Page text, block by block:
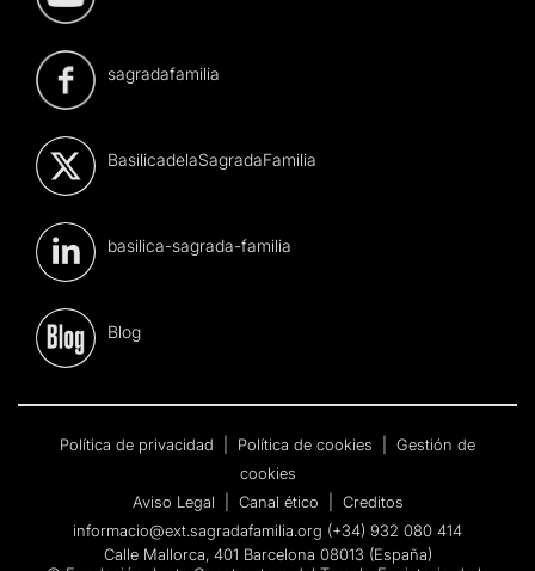
sagradafamilia
BasilicadelaSagradaFamilia
basilica-sagrada-familia
Blog
Política de privacidad Política de cookies
Gestión de
cookies
Aviso Legal
Canal ético
Creditos
informacio@ext.sagradafamilia.org (+34) 932 080 414
Calle Mallorca, 401 Barcelona 08013 (España)